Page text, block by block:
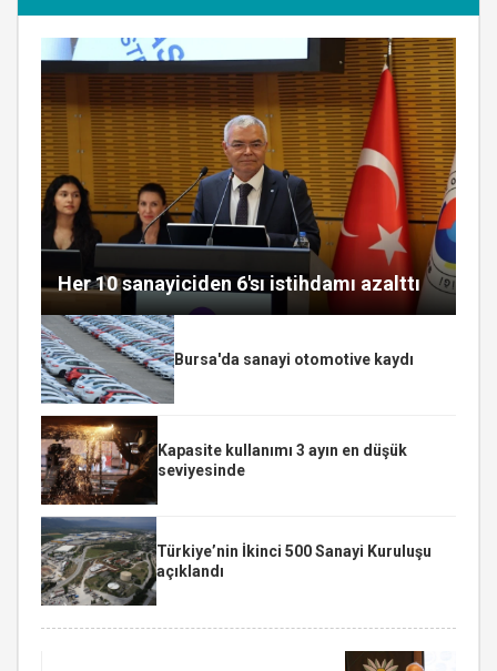
Her 10 sanayiciden 6'sı istihdamı azalttı
Bursa'da sanayi otomotive kaydı
Kapasite kullanımı 3 ayın en düşük
seviyesinde
Türkiye’nin İkinci 500 Sanayi Kuruluşu
açıklandı